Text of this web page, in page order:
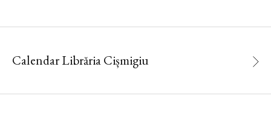
Calendar Librăria Cișmigiu